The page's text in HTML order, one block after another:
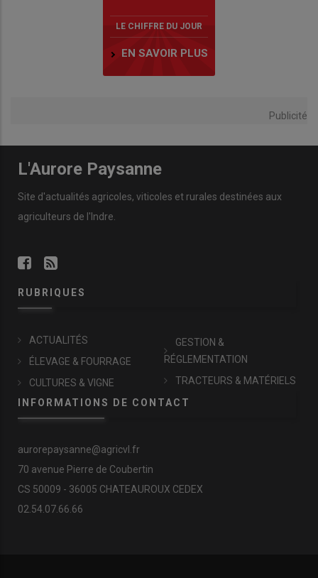
LE CHIFFRE DU JOUR
EN SAVOIR PLUS
Publicité
L'Aurore Paysanne
Site d'actualités agricoles, viticoles et rurales destinées aux
agriculteurs de l'Indre.
RUBRIQUES
ACTUALITÉS
ÉLEVAGE & FOURRAGE
CULTURES & VIGNE
GESTION &
RÉGLEMENTATION
TRACTEURS & MATÉRIELS
INFORMATIONS DE CONTACT
aurorepaysanne@agricvl.fr
70 avenue Pierre de Coubertin
CS 50009 - 36005 CHATEAUROUX CEDEX
02.54.07.66.66